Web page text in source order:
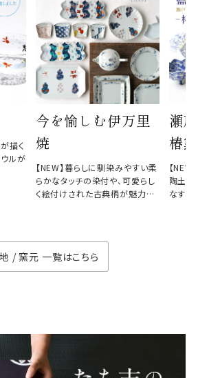
描く
ルが
今を愉しむ伊万里
焼
【NEW】暮らしに馴染みやすい柔
らかなタッチの染付や、可愛らし
く絵付けされた古典柄が魅力の
瀬
椿窯
【
陶土と
なす、
/ 窯元 一覧はこちら